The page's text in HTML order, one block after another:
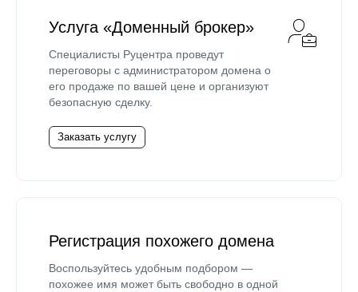
Услуга «Доменный брокер»
Специалисты Руцентра проведут
переговоры с администратором домена о
его продаже по вашей цене и организуют
безопасную сделку.
Заказать услугу
Регистрация похожего домена
Воспользуйтесь удобным подбором —
похожее имя может быть свободно в одной